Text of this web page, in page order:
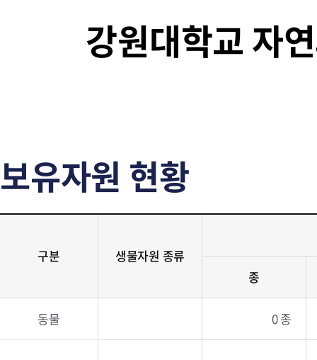
강원대학교 자
보유자원 현황
구분
생물자원 종류
종
동물 0 종